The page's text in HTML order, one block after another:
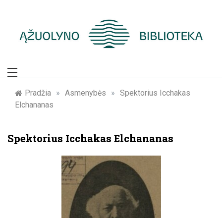
Žymūs Kauno
žmonės: atminimo
Pradžia » Asmenybės » Spektorius Icchakas
Elchananas
Spektorius Icchakas Elchananas